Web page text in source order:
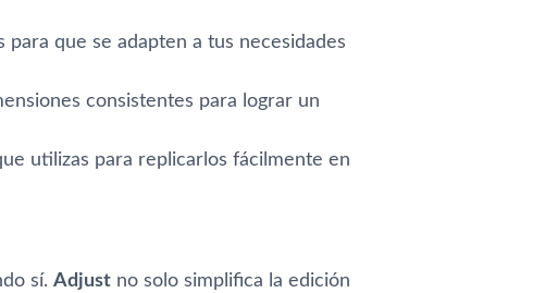
que se adapten a tus necesidades
consistentes para lograr un
utilizas para replicarlos fácilmente en
sí. Adjust no solo simplifica la edición